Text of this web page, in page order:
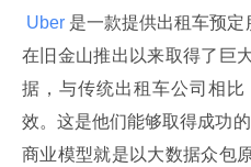
Uber 是一款提供出租车预
在旧金山推出以来取得了巨
据，与传统出租车公司相
效。这是他们能够取得成功
商业模型就是以大数据众包